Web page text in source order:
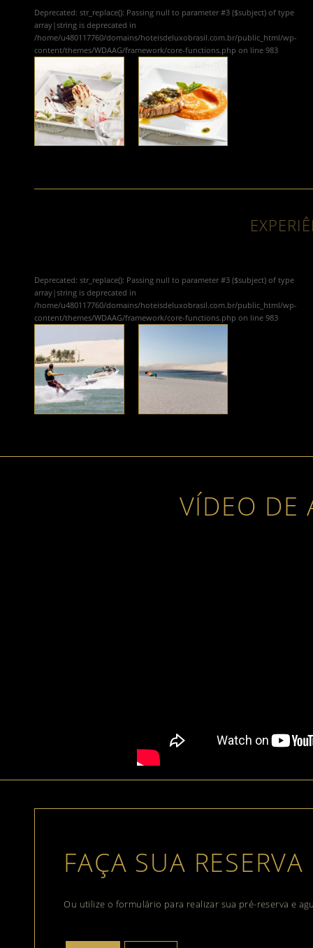
Deprecated: str_replace(): Passing null to parameter #3 ($subject) of type
array|string is deprecated in
/home/u480117760/domains/hoteisdeluxobrasil.com.br/public_html/wp-
content/themes/WDAAG/framework/core-functions.php on line 983
Deprecated: str_replace(): Passing null to parameter #3 ($subject) of type
array|string is deprecated in
/home/u480117760/domains/hoteisdeluxobrasil.com.br/public_html/wp-
content/themes/WDAAG/framework/core-functions.php on line 983
VÍDEO DE
FAÇA SUA
Ou utilize o formulário para realizar sua pré-reserva e